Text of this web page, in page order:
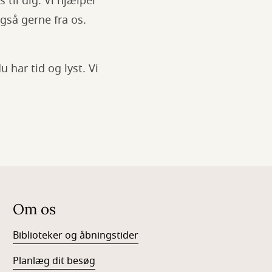
gerne fra os.
har tid og lyst. Vi
Om os
Biblioteker og åbningstider
Planlæg dit besøg